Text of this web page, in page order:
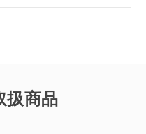
扱商品